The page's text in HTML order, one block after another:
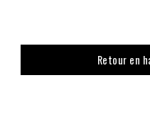
Retour en